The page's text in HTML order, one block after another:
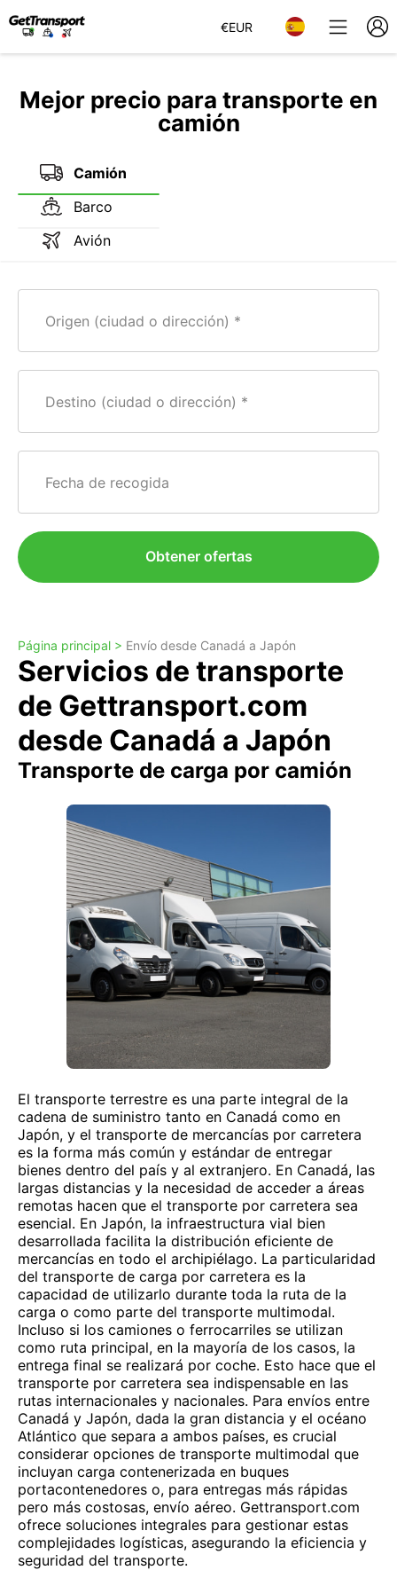
€EUR
Mejor precio para transporte en
camión
Camión
Barco
Avión
Origen (ciudad o dirección)
Destino (ciudad o dirección)
Fecha de recogida
Obtener ofertas
Página principal > Envío desde Canadá a Japón
Servicios de transporte
de Gettransport.com
desde Canadá a Japón
Transporte de carga por camión
El transporte terrestre es una parte integral de la
cadena de suministro tanto en Canadá como en
Japón, y el transporte de mercancías por carretera
es la forma más común y estándar de entregar
bienes dentro del país y al extranjero. En Canadá, las
largas distancias y la necesidad de acceder a áreas
remotas hacen que el transporte por carretera sea
esencial. En Japón, la infraestructura vial bien
desarrollada facilita la distribución eficiente de
mercancías en todo el archipiélago. La particularidad
del transporte de carga por carretera es la
capacidad de utilizarlo durante toda la ruta de la
carga o como parte del transporte multimodal.
Incluso si los camiones o ferrocarriles se utilizan
como ruta principal, en la mayoría de los casos, la
entrega final se realizará por coche. Esto hace que el
transporte por carretera sea indispensable en las
rutas internacionales y nacionales. Para envíos entre
Canadá y Japón, dada la gran distancia y el océano
Atlántico que separa a ambos países, es crucial
considerar opciones de transporte multimodal que
incluyan carga contenerizada en buques
portacontenedores o, para entregas más rápidas
pero más costosas, envío aéreo. Gettransport.com
ofrece soluciones integrales para gestionar estas
complejidades logísticas, asegurando la eficiencia y
seguridad del transporte.